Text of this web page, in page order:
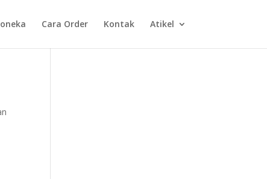
Cara Order Kontak Atikel